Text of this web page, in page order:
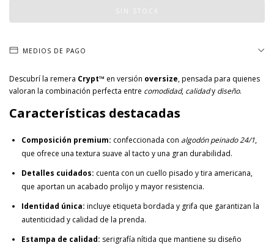
MEDIOS DE PAGO
Descubrí la remera Crypt™ en versión oversize, pensada para quienes
valoran la combinación perfecta entre comodidad, calidady diseño.
Características destacadas
Composición premium: confeccionada con algodón peinado 24/1,
que ofrece una textura suave al tacto y una gran durabilidad.
Detalles cuidados: cuenta con un cuello pisado y tira americana,
que aportan un acabado prolijo y mayor resistencia.
Identidad única: incluye etiqueta bordada y grifa que garantizan la
autenticidad y calidad de la prenda.
Estampa de calidad: serigrafía nítida que mantiene su diseño